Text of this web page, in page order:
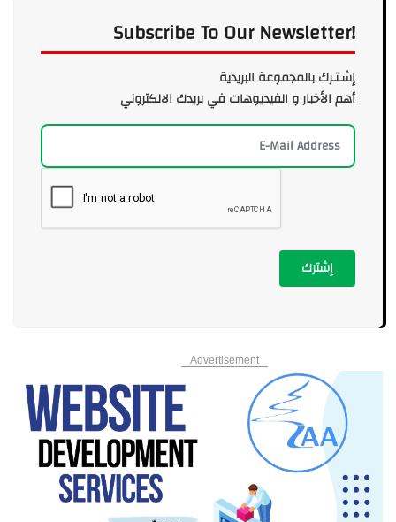
Subscribe To Our Newsletter!
إشـتـرك بالمجموعة البريدية
أهم الأخبار و الفيديوهات في بريدك الالكتروني
إشترك
Advertisement